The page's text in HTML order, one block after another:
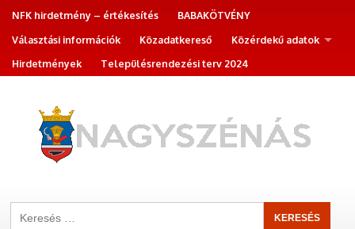
NFK hirdetmény – értékesítés
BABAKÖTVÉNY
Választási információk
Közadatkereső
Közérdekű adatok
Hirdetmények
Településrendezési terv 2024